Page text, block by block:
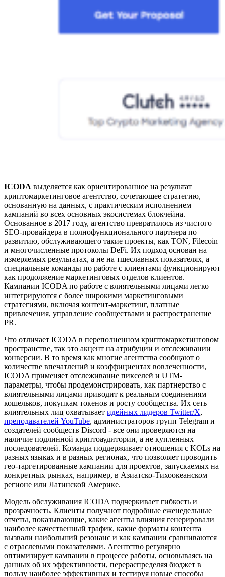
ICODA выделяется как ориентированное на результат
криптомаркетинговое агентство, сочетающее стратегию,
основанную на данных, с практическим исполнением
кампаний во всех основных экосистемах блокчейна.
Основанное в 2017 году, агентство превратилось из чистого
SEO-провайдера в полнофункционального партнера по
развитию, обслуживающего такие проекты, как TON, Filecoin
и многочисленные протоколы DeFi. Их подход основан на
измеряемых результатах, а не на тщеславных показателях, а
специальные команды по работе с клиентами функционируют
как продолжение маркетинговых отделов клиентов.
Кампании ICODA по работе с влиятельными лицами легко
интегрируются с более широкими маркетинговыми
стратегиями, включая контент-маркетинг, платные
привлечения, управление сообществами и распространение
PR.
Что отличает ICODA в переполненном криптомаркетинговом
пространстве, так это акцент на атрибуции и отслеживании
конверсии. В то время как многие агентства сообщают о
количестве впечатлений и коэффициентах вовлеченности,
ICODA применяет отслеживание пикселей и UTM-
параметры, чтобы продемонстрировать, как партнерство с
влиятельными лицами приводит к реальным соединениям
кошельков, покупкам токенов и росту сообщества. Их сеть
влиятельных лиц охватывает идейных лидеров Twitter/X,
преподавателей YouTube, администраторов групп Telegram и
создателей сообществ Discord - все они проверяются на
наличие подлинной криптоаудитории, а не купленных
последователей. Команда поддерживает отношения с KOLs на
разных языках и в разных регионах, что позволяет проводить
гео-таргетированные кампании для проектов, запускаемых на
конкретных рынках, например, в Азиатско-Тихоокеанском
регионе или Латинской Америке.
Модель обслуживания ICODA подчеркивает гибкость и
прозрачность. Клиенты получают подробные еженедельные
отчеты, показывающие, какие агенты влияния генерировали
наиболее качественный трафик, какие форматы контента
вызвали наибольший резонанс и как кампании сравниваются
с отраслевыми показателями. Агентство регулярно
оптимизирует кампании в процессе работы, основываясь на
данных об их эффективности, перераспределяя бюджет в
пользу наиболее эффективных и тестируя новые способы